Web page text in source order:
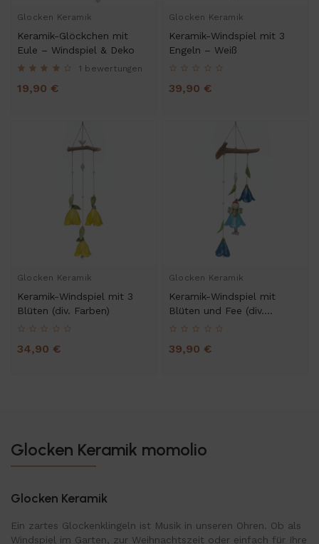
Glocken Keramik
Keramik-Glöckchen mit
Eule – Windspiel & Deko
1 bewertungen
19,90 €
Glocken Keramik
Keramik-Windspiel mit 3
Engeln – Weiß
39,90 €
Glocken Keramik
Keramik-Windspiel mit 3
Blüten (div. Farben)
34,90 €
Glocken Keramik
Keramik-Windspiel mit
Blüten und Fee (div.
Farben)
39,90 €
Glocken Keramik momolio
Glocken Keramik
Ein zartes Glockenklingeln ist Musik in unseren Ohren. Ob als
Windspiel im Garten, zur Weihnachtszeit oder einfach für Ihre